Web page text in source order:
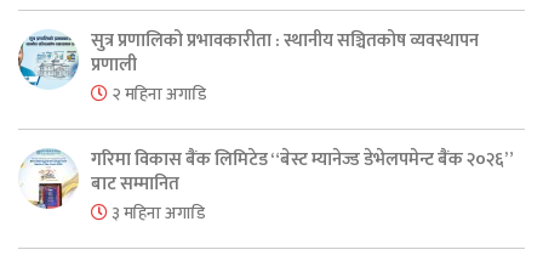
सुत्र प्रणालिको प्रभावकारीता : स्थानीय सञ्चितकोष व्यवस्थापन
प्रणाली
२ महिना अगाडि
गरिमा विकास बैंक लिमिटेड “बेस्ट म्यानेज्ड डेभेलपमेन्ट बैंक २०२६”
बाट सम्मानित
३ महिना अगाडि